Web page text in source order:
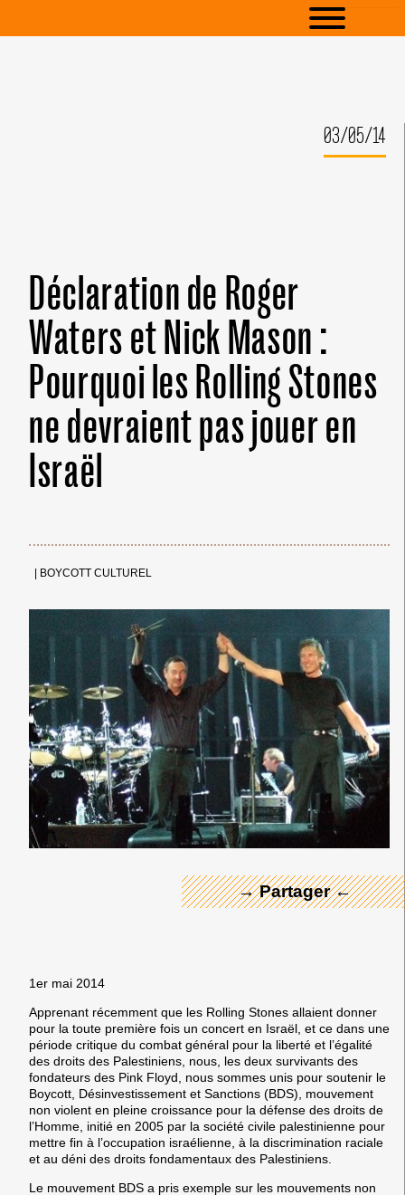
03/05/14
Déclaration de Roger
Waters et Nick Mason :
Pourquoi les Rolling Stones
ne devraient pas jouer en
Israël
BOYCOTT CULTUREL
→ Partager ←
← Merci ! →
1er mai 2014
Apprenant récemment que les Rolling Stones allaient donner
pour la toute première fois un concert en Israël, et ce dans une
période critique du combat général pour la liberté et l’égalité
des droits des Palestiniens, nous, les deux survivants des
fondateurs des Pink Floyd, nous sommes unis pour soutenir le
Boycott, Désinvestissement et Sanctions (BDS), mouvement
non violent en pleine croissance pour la défense des droits de
l’Homme, initié en 2005 par la société civile palestinienne pour
mettre fin à l’occupation israélienne, à la discrimination raciale
et au déni des droits fondamentaux des Palestiniens.
Le mouvement BDS a pris exemple sur les mouvements non